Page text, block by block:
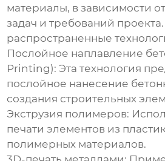
материалы, в зависимости
задач и требований
распространенные
Послойное наплавление
Printing): Эта технология
послойное нанесение
создания строительных
Экструзия полимеров:
печати элементов из
полимерных материалов.